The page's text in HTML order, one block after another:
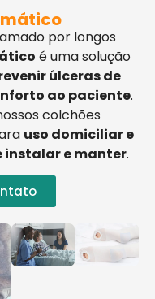
por longos
é uma solução
úlceras de
ao paciente.
colchões
uso domiciliar e
instalar e manter.